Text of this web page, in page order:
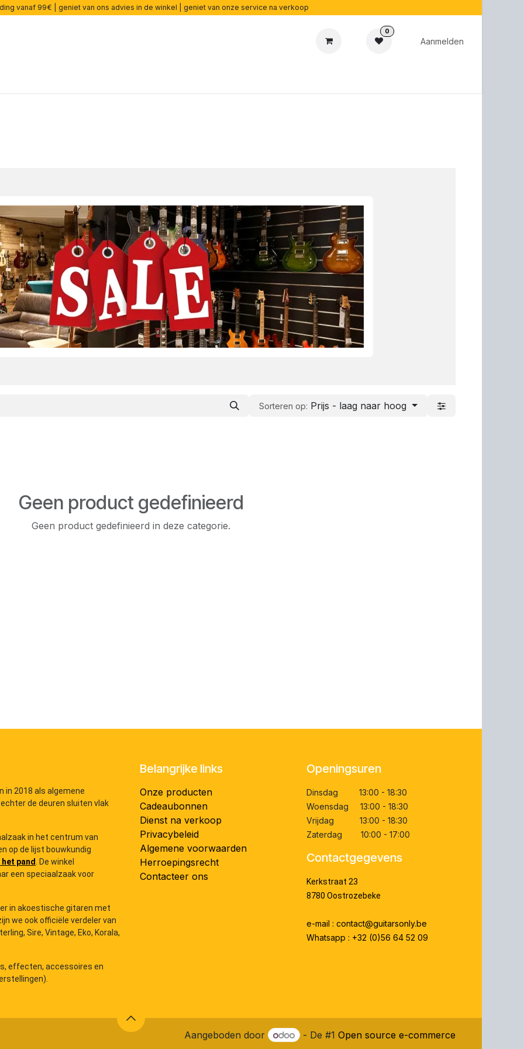
vanaf 99€ | geniet van ons advies in de winkel | geniet van onze service na verkoop
0
Aanmelden
Sorteren op: Prijs - laag naar hoog
Geen product gedefinieerd
Geen product gedefinieerd in deze categorie.
in 2018 als algemene
de deuren sluiten vlak
in het centrum van
op de lijst bouwkundig
pand. De winkel
een speciaalzaak voor
in akoestische gitaren met
we ook officiële verdeler van
Sire, Vintage, Eko, Korala,
effecten, accessoires en
Belangrijke links
Onze producten
Cadeaubonnen
Dienst na verkoop
Privacybeleid
Algemene voorwaarden
Herroepingsrecht
Contacteer ons
Openingsuren
Dinsdag 13:00 - 18:30
Woensdag 13:00 - 18:30
Vrijdag 13:00 - 18:30
Zaterdag 10:00 - 17:00
Contactgegevens
Kerkstraat 23
8780 Oostrozebeke
e-mail : contact@guitarsonly.be
Whatsapp : +32 (0)56 64 52 09
Aangeboden door - De #1 Open source e-commerce